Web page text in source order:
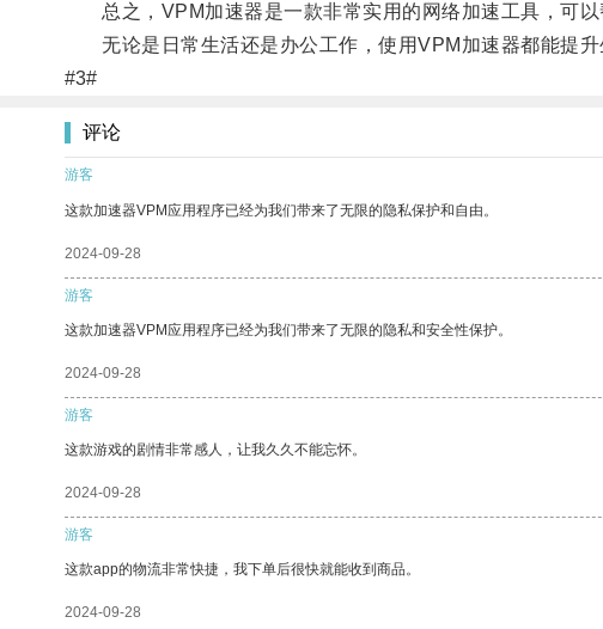
总之，VPM加速器是一款非常实用的网络加速工具，可以
无论是日常生活还是办公工作，使用VPM加速器都能提升
#3#
评论
游客
这款加速器VPM应用程序已经为我们带来了无限的隐私保护和自由。
2024-09-28
游客
这款加速器VPM应用程序已经为我们带来了无限的隐私和安全性保护。
2024-09-28
游客
这款游戏的剧情非常感人，让我久久不能忘怀。
2024-09-28
游客
这款app的物流非常快捷，我下单后很快就能收到商品。
2024-09-28